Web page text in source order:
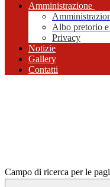
Amministrazione
Albo pretorio
Privacy
Notizie
Gallery
Contatti
Campo di ricerca per le